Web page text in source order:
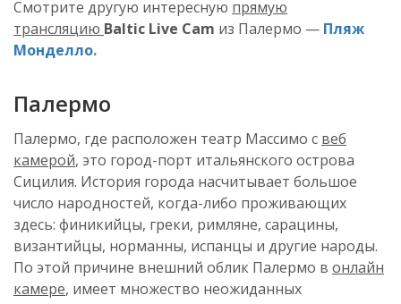
Смотрите другую интересную прямую
трансляцию Baltic Live Cam из Палермо — Пляж
Монделло.
Палермо
Палермо, где расположен театр Массимо с веб
камерой, это город-порт итальянского острова
Сицилия. История города насчитывает большое
число народностей, когда-либо проживающих
здесь: финикийцы, греки, римляне, сарацины,
византийцы, норманны, испанцы и другие народы.
По этой причине внешний облик Палермо в онлайн
камере, имеет множество неожиданных